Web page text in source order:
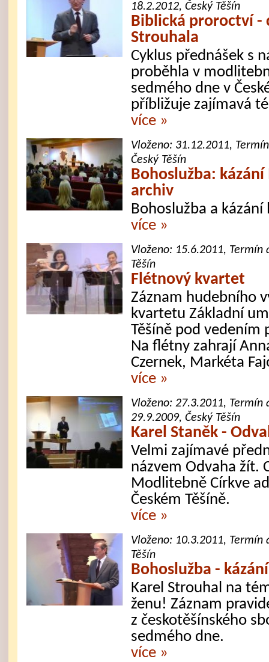
18.2.2012, Český Těšín
Biblická proroctví -
Strouhala
Cyklus přednášek s
proběhla v
sedmého dne v
příbližuje zajímavá
více »
Vloženo: 31.12.2011,
Český Těšín
Bohoslužba:
archiv
Bohoslužba a
více »
Vloženo: 15.6.2011, Termín
Těšín
Flétnový kvartet
Záznam hudebního
kvartetu Základní
Těšíně pod vedením
Na flétny zahrají
Czernek, Markéta
více »
Vloženo:27.3.2011, Termín
29.9.2009, Český Těšín
Karel Staněk -
Velmi zajímavé
názvem Odvaha žít.
Modlitebně Církve
Českém Těšíně.
více »
Vloženo: 10.3.2011, Termín
Těšín
Bohoslužba -
Karel Strouhal na
ženu! Záznam
z českotěšínského
sedmého dne.
více »